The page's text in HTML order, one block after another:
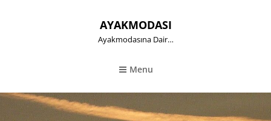
AYAKMODASI
Ayakmodasına Dair…
Menu